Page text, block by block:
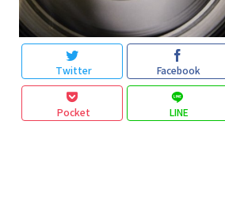
Twitter Facebook
Pocket LINE